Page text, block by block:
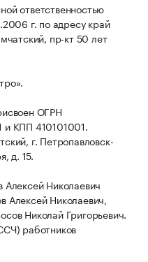
ответственностью
г. по адресу край
пр-кт 50 лет
ОГРН
и КПП 410101001.
г. Петропавловск-
д. 15.
Николаевич
Алексей Николаевич,
Николай Григорьевич.
работников